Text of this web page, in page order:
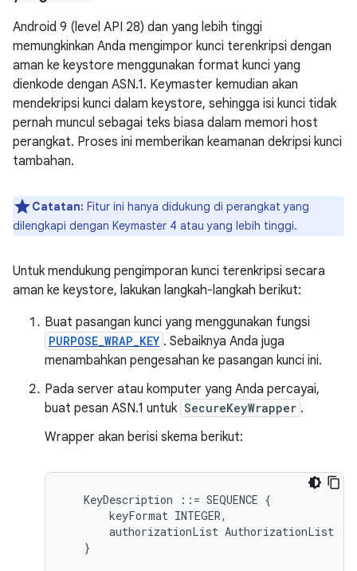
Android 9 (level API 28) dan yang lebih tinggi
memungkinkan Anda mengimpor kunci terenkripsi dengan
aman ke keystore menggunakan format kunci yang
dienkode dengan ASN.1. Keymaster kemudian akan
mendekripsi kunci dalam keystore, sehingga isi kunci tidak
pernah muncul sebagai teks biasa dalam memori host
perangkat. Proses ini memberikan keamanan dekripsi kunci
tambahan.
Catatan: Fitur ini hanya didukung di perangkat yang
dilengkapi dengan Keymaster 4 atau yang lebih tinggi.
Untuk mendukung pengimporan kunci terenkripsi secara
aman ke keystore, lakukan langkah-langkah berikut:
Buat pasangan kunci yang menggunakan fungsi
PURPOSE_WRAP_KEY . Sebaiknya Anda juga
menambahkan pengesahan ke pasangan kunci ini.
Pada server atau komputer yang Anda percayai,
buat pesan ASN.1 untuk SecureKeyWrapper .
Wrapper akan berisi skema berikut:
KeyDescription ::= SEQUENCE {
keyFormat INTEGER,
authorizationList AuthorizationList
}